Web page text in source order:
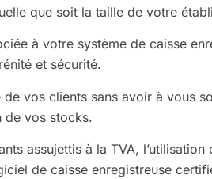
que soit la taille de votre
à votre système de caisse
et sécurité.
vos clients sans avoir à vous
de vos stocks.
assujettis à la TVA,
de caisse enregistreuse